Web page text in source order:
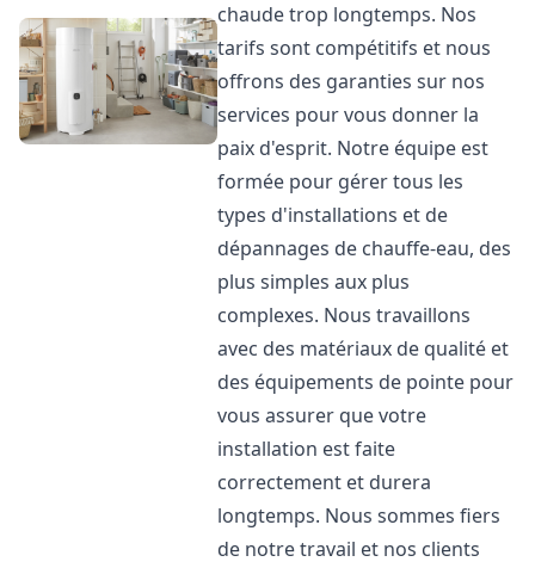
chaude trop longtemps. Nos
tarifs sont compétitifs et nous
offrons des garanties sur nos
services pour vous donner la
paix d'esprit. Notre équipe est
formée pour gérer tous les
types d'installations et de
dépannages de chauffe-eau, des
plus simples aux plus
complexes. Nous travaillons
avec des matériaux de qualité et
des équipements de pointe pour
vous assurer que votre
installation est faite
correctement et durera
longtemps. Nous sommes fiers
de notre travail et nos clients